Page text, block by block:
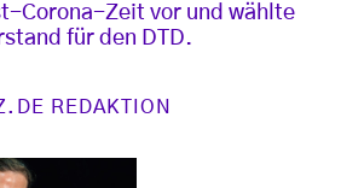
Corona-Zeit vor und wählte
für den DTD.
REDAKTION